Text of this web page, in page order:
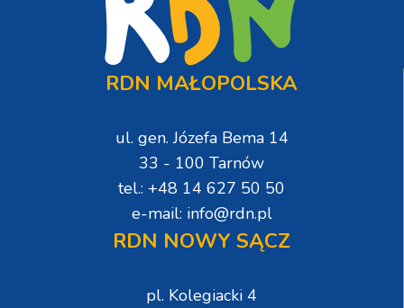
RDN MAŁOPOLSKA
ul. gen. Józefa Bema 14
33 - 100 Tarnów
tel.: +48 14 627 50 50
e-mail: info@rdn.pl
RDN NOWY SĄCZ
pl. Kolegiacki 4